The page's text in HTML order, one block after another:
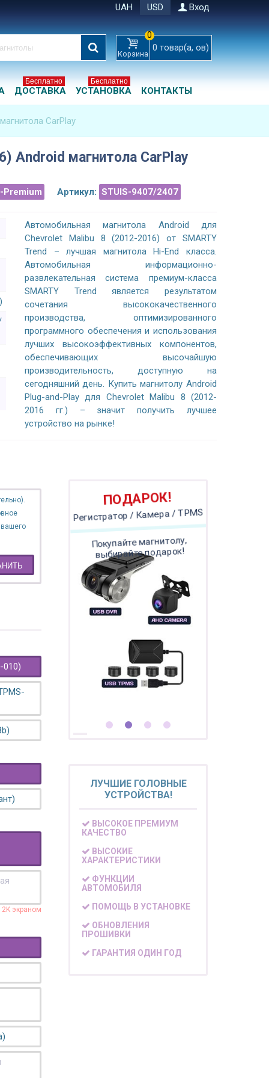
UAH USD Вход
Корзина
0
0 товар(а, ов)
ДОСТАВКА
Бесплатно
УСТАНОВКА
Бесплатно
КОНТАКТЫ
CarPlay
Android магнитола CarPlay
Premium Артикул: STUIS-9407/2407
Автомобильная магнитола Android для
Chevrolet Malibu 8 (2012-2016) от SMARTY
Trend – лучшая магнитола Hi-End класса.
Автомобильная информационно-
развлекательная система премиум-класса
SMARTY Trend является результатом
сочетания высококачественного
производства, оптимизированного
программного обеспечения и использования
лучших высокоэффективных компонентов,
обеспечивающих высочайшую
производительность, доступную на
сегодняшний день. Купить магнитолу Android
Plug-and-Play для Chevrolet Malibu 8 (2012-
2016 гг.) – значит получить лучшее
устройство на рынке!
010)
2K экраном
ПОДАРОК!
Регистратор / Камера / TPMS
Покупайте магнитолу,
выбирайте подарок!
ЛУЧШИЕ ГОЛОВНЫЕ
УСТРОЙСТВА!
ВЫСОКОЕ ПРЕМИУМ
КАЧЕСТВО
ВЫСОКИЕ
ХАРАКТЕРИСТИКИ
ФУНКЦИИ
АВТОМОБИЛЯ
ПОМОЩЬ В УСТАНОВКЕ
ОБНОВЛЕНИЯ
ПРОШИВКИ
ГАРАНТИЯ ОДИН ГОД